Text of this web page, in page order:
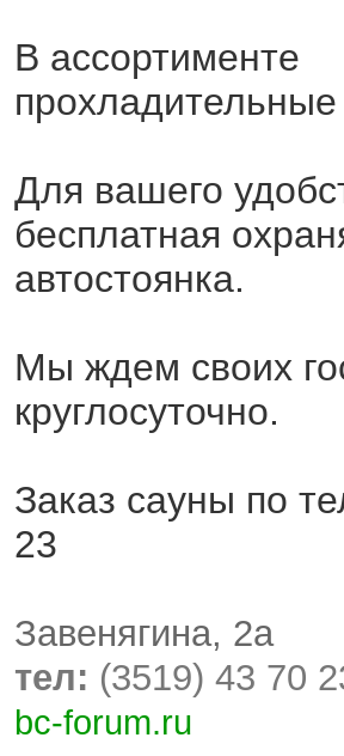
В ассортименте
прохладительные
Для вашего
бесплатная
автостоянка.
Мы ждем своих
круглосуточно.
Заказ сауны по
23
Завенягина, 2а
тел: (3519) 43 70
bc-forum.ru